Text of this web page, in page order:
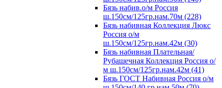
Бязь набив.о/м Россия
ш.150см/125гр.нам.70м (228)
Бязь набивная Коллекция Люкс
Россия о/м
ш.150см/125гр.нам.42м (30)
Бязь набивная Плательная/
Рубашечная Коллекция Россия о/
м ш.150см/125гр.нам.42м (41)
Бязь ГОСТ Набивная Россия о/м